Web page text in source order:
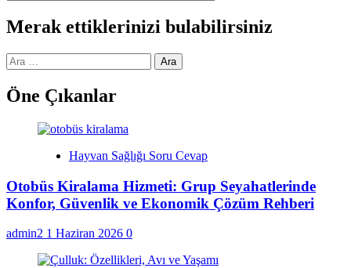
Merak ettiklerinizi bulabilirsiniz
Arama:
Öne Çıkanlar
Hayvan Sağlığı Soru Cevap
Otobüs Kiralama Hizmeti: Grup Seyahatlerinde
Konfor, Güvenlik ve Ekonomik Çözüm Rehberi
admin2 1 Haziran 2026 0